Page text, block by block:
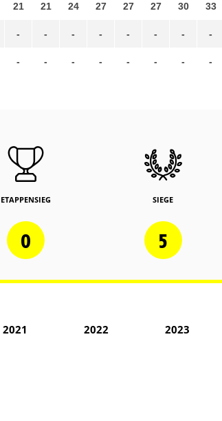
21
-
-
21
-
-
24
-
-
27
-
-
27
-
-
27
-
-
30
-
-
33
-
-
ETAPPENSIEG
0
SIEGE
5
2021 2022 2023